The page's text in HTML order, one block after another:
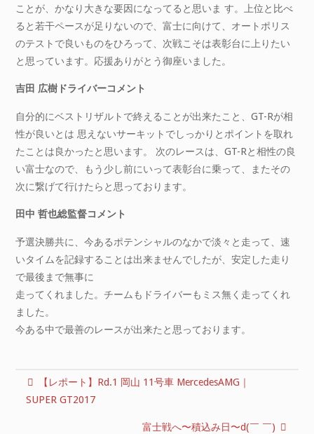
ことが、かなり大きな要因になってると思いま す。上位と比べ
ると若干ペースが足りないので、富士に向けて、オートポリス
のテストで良いものをひろって、次戦こそは表彰台に上りたい
と思っています。応援ありがとう御座いました。
吉田 広樹ドライバーコメント
自分的にベストリザルトで終えることが出来たこと、GT-Rが相
性が良いとは 思えないサーキットでしっかりとポイントを取れ
たことは良かったと思います。 次のレースは、GT-Rと相性の良
い富士なので、もう少し前にいって表彰台に乗って、またその
次に繋げて行けたらと思っております。
田中 哲也総監督コメント
予選決勝共に、今あるポテンシャルのなかで淡々と走って、速
いタイムを記録することは出来ませんでしたが、安定した走り
で最後まで無事に
走ってくれました。チームもドライバーもミス無く走ってくれ
ました。
今ある中で最善のレースが出来たと思っております。
【レポート】Rd.1 岡山 11号車 MercedesAMG｜
SUPER GT2017
富士戦へ〜積込み日〜d(￣ ￣)